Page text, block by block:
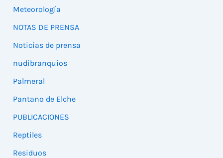
Meteorología
NOTAS DE PRENSA
Noticias de prensa
nudibranquios
Palmeral
Pantano de Elche
PUBLICACIONES
Reptiles
Residuos